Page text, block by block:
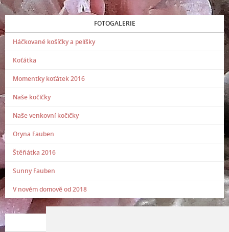
FOTOGALERIE
Háčkované košíčky a pelíšky
Koťátka
Momentky koťátek 2016
Naše kočičky
Naše venkovní kočičky
Oryna Fauben
Štěňátka 2016
Sunny Fauben
V novém domově od 2018